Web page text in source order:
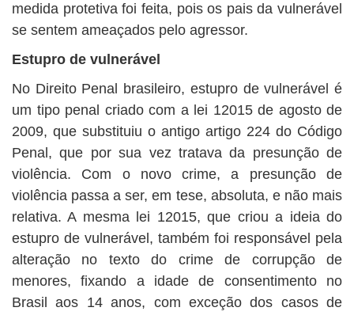
medida protetiva foi feita, pois os pais da vulnerável
se sentem ameaçados pelo agressor.
Estupro de vulnerável
No Direito Penal brasileiro, estupro de vulnerável é
um tipo penal criado com a lei 12015 de agosto de
2009, que substituiu o antigo artigo 224 do Código
Penal, que por sua vez tratava da presunção de
violência. Com o novo crime, a presunção de
violência passa a ser, em tese, absoluta, e não mais
relativa. A mesma lei 12015, que criou a ideia do
estupro de vulnerável, também foi responsável pela
alteração no texto do crime de corrupção de
menores, fixando a idade de consentimento no
Brasil aos 14 anos, com exceção dos casos de